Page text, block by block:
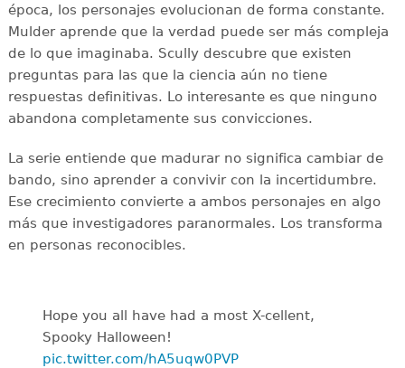
época, los personajes evolucionan de forma constante.
Mulder aprende que la verdad puede ser más compleja
de lo que imaginaba. Scully descubre que existen
preguntas para las que la ciencia aún no tiene
respuestas definitivas. Lo interesante es que ninguno
abandona completamente sus convicciones.
La serie entiende que madurar no significa cambiar de
bando, sino aprender a convivir con la incertidumbre.
Ese crecimiento convierte a ambos personajes en algo
más que investigadores paranormales. Los transforma
en personas reconocibles.
Hope you all have had a most X-cellent,
Spooky Halloween!
pic.twitter.com/hA5uqw0PVP